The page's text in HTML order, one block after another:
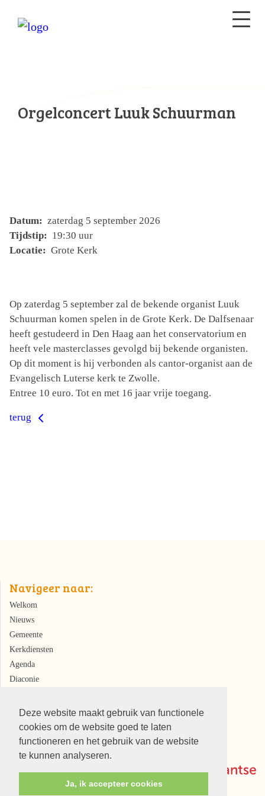
Deze website maakt gebruik van functionele
cookies om de website goed te laten
functioneren en het gebruik van de website
te kunnen analyseren.
Ja, ik accepteer cookies
Orgelconcert Luuk Schuurman
Datum: zaterdag 5 september 2026
Tijdstip: 19:30 uur
Locatie: Grote Kerk
Op zaterdag 5 september zal de bekende organist Luuk
Schuurman komen spelen in de Grote Kerk. De Dalfsenaar
heeft gestudeerd in Den Haag aan het conservatorium en
heeft vele masterclasses gevolgd bij bekende organisten.
Op dit moment is hij verbonden als cantor-organist aan de
Evangelisch Luterse kerk te Zwolle.
Entree 10 euro. Tot en met 16 jaar vrije toegang.
terug
Navigeer naar:
Welkom
Nieuws
Gemeente
Kerkdiensten
Agenda
Diaconie